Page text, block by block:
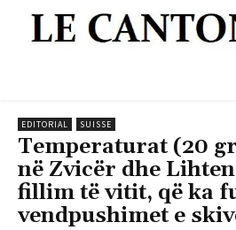
EDITORIAL SUISSE
Temperaturat (20
në Zvicër dhe
fillim të vitit, që ka
vendpushimet e